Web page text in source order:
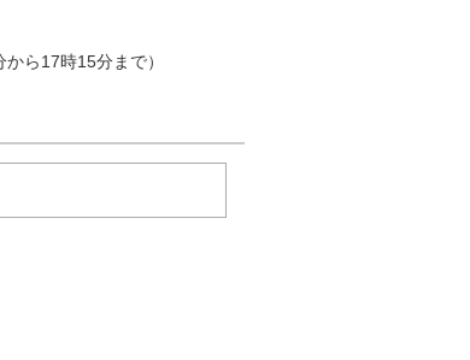
ら17時15分まで）